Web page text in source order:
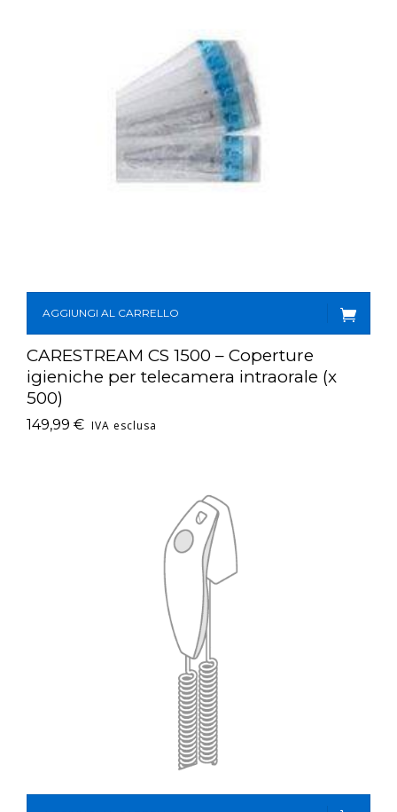
AGGIUNGI AL CARRELLO
CARESTREAM CS 1500 – Coperture
igieniche per telecamera intraorale (x
500)
149,99 € IVA esclusa